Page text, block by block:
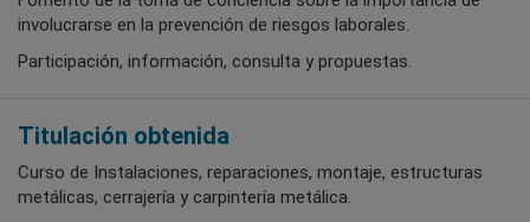
involucrarse en la prevención de riesgos laborales.
Participación, información, consulta y propuestas.
Titulación obtenida
Curso de Instalaciones, reparaciones, montaje, estructuras
metálicas, cerrajería y carpintería metálica.